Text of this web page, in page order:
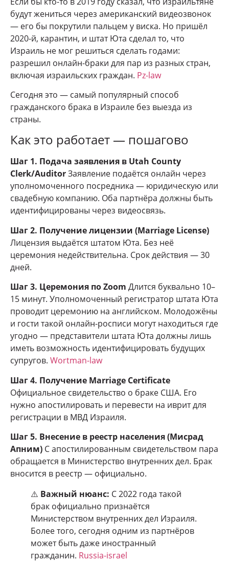
будут жениться через американский видеозвонок
— его бы покрутили пальцем у виска. Но пришёл
2020-й, карантин, и штат Юта сделал то, что
Израиль не мог решиться сделать годами:
разрешил онлайн-браки для пар из разных стран,
включая израильских граждан. Pz-law
Сегодня это — самый популярный способ
гражданского брака в Израиле без выезда из
страны.
Как это работает — пошагово
Шаг 1. Подача заявления в Utah County
Clerk/AuditorЗаявление подаётся онлайн через
уполномоченного посредника — юридическую или
свадебную компанию. Оба партнёра должны быть
идентифицированы через видеосвязь.
Шаг 2. Получение лицензии (Marriage License)
Лицензия выдаётся штатом Юта. Без неё
церемония недействительна. Срок действия — 30
дней.
Шаг 3. Церемония по Zoom Длится буквально 10–
15 минут. Уполномоченный регистратор штата Юта
проводит церемонию на английском. Молодожёны
и гости такой онлайн-росписи могут находиться где
угодно — представители штата Юта должны лишь
иметь возможность идентифицировать будущих
супругов. Wortman-law
Шаг 4. Получение Marriage Certificate
Официальное свидетельство о браке США. Его
нужно апостилировать и перевести на иврит для
регистрации в МВД Израиля.
Шаг 5. Внесение в реестр населения (Мисрад
Апним) С апостилированным свидетельством пара
обращается в Министерство внутренних дел. Брак
вносится в реестр — официально.
⚠️ Важный нюанс: С 2022 года такой
брак официально признаётся
Министерством внутренних дел Израиля.
Более того, сегодня одним из партнёров
может быть даже иностранный
гражданин. Russia-israel